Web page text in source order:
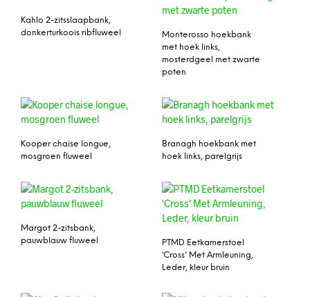
Kahlo 2-zitsslaapbank,
donkerturkoois ribfluweel
Monterosso hoekbank
met hoek links,
mosterdgeel met zwarte
poten
Kooper chaise longue,
mosgroen fluweel
Branagh hoekbank met
hoek links, parelgrijs
Margot 2-zitsbank,
pauwblauw fluweel
PTMD Eetkamerstoel
‘Cross’ Met Armleuning,
Leder, kleur bruin